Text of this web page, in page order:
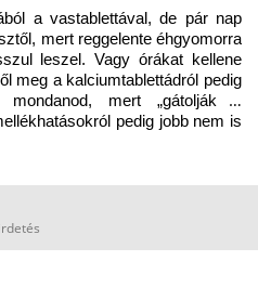
a vastablettával, de pár nap
mert reggelente éhgyomorra
leszel. Vagy órákat kellene
meg a kalciumtablettádról pedig
mert „gátolják a
pedig jobb nem is